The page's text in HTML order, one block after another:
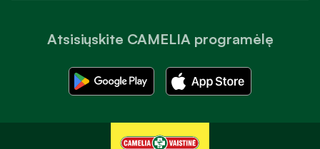
Atsisiųskite CAMELIA programėlę